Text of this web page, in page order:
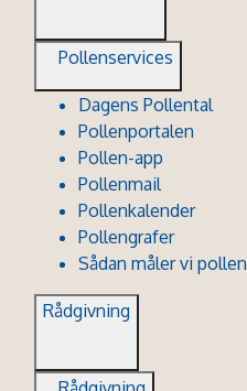
Pollenservices
Dagens Pollental
Pollenportalen
Pollen-app
Pollenmail
Pollenkalender
Pollengrafer
Sådan måler vi pollen
Rådgivning